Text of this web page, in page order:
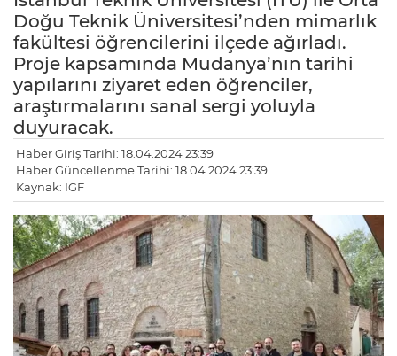
Doğu Teknik Üniversitesi’nden mimarlık
fakültesi öğrencilerini ilçede ağırladı.
Proje kapsamında Mudanya’nın tarihi
yapılarını ziyaret eden öğrenciler,
araştırmalarını sanal sergi yoluyla
duyuracak.
Haber Giriş Tarihi: 18.04.2024 23:39
Haber Güncellenme Tarihi: 18.04.2024 23:39
Kaynak: IGF